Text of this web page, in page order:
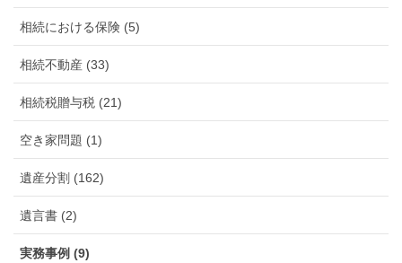
相続における保険 (5)
相続不動産 (33)
相続税贈与税 (21)
空き家問題 (1)
遺産分割 (162)
遺言書 (2)
実務事例 (9)